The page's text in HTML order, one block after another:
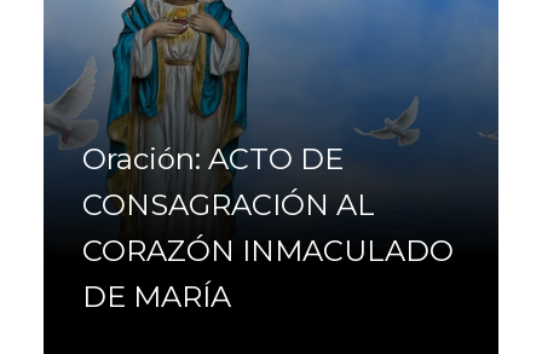
Oración: ACTO DE
CONSAGRACIÓN AL
CORAZÓN INMACULADO
DE MARÍA